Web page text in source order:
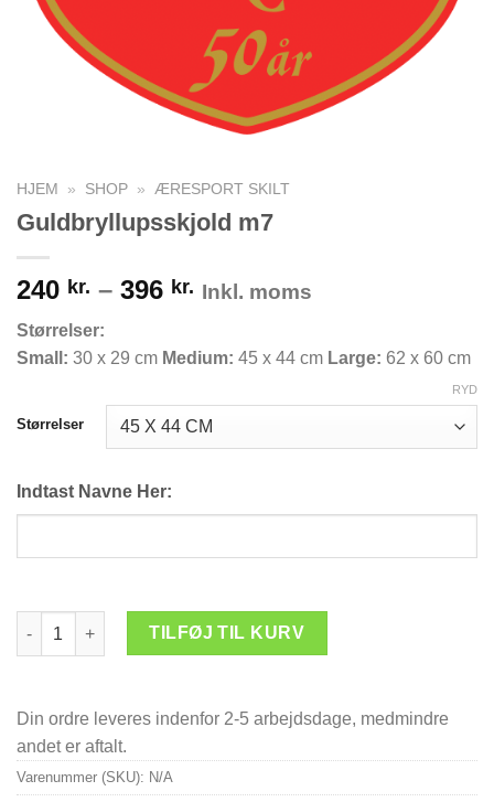
HJEM » SHOP » ÆRESPORT SKILT
Guldbryllupsskjold m7
240 kr. – 396 kr. Prisinterval:
396 kr.
Inkl. moms
Størrelser:
Small: 30 x 29 cm Medium: 45 x 44 cm Large: 62 x 60 cm
Størrelser
RYD
Indtast Navne Her:
Guldbryllupsskjold m7 antal
TILFØJ TIL KURV
Din ordre leveres indenfor 2-5 arbejdsdage, medmindre
andet er aftalt.
Varenummer (SKU): N/A